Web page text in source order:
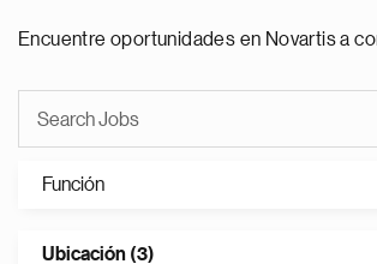
Encuentre oportunidades en Novartis a
Función
Ubicación (3)